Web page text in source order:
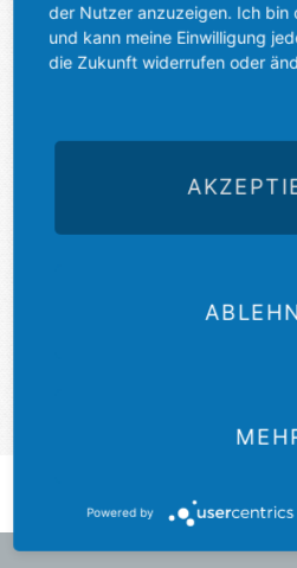
Telefon / Fax
0341 6891229
Di
08:00 - 16:00
08:00 - 12:00
der Nutzer anzuzeigen. Ich bin
und kann meine Einwilligung
die Zukunft widerrufen oder
Powered by